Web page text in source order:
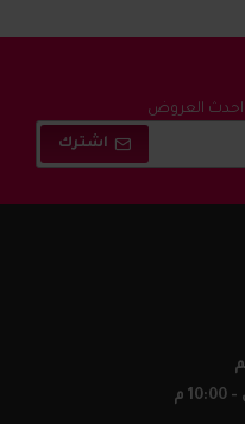
احدث العروض
اشترك